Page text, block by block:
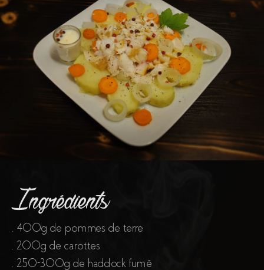
Ingrédients
. 400g de pommes de terre
. 200g de carottes
. 250-300g de haddock fumé